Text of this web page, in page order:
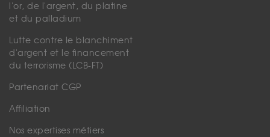
l'or, de l'argent, du platine
et du palladium
Lutte contre le blanchiment
d'argent et le financement
du terrorisme (LCB-FT)
Partenariat CGP
Affiliation
Nos expertises métiers